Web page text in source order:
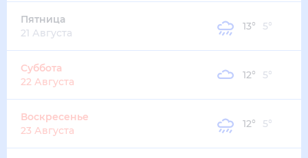
Пятница
21 Августа
13° 5°
Суббота
22 Августа
12° 5°
Воскресенье
23 Августа
12° 5°